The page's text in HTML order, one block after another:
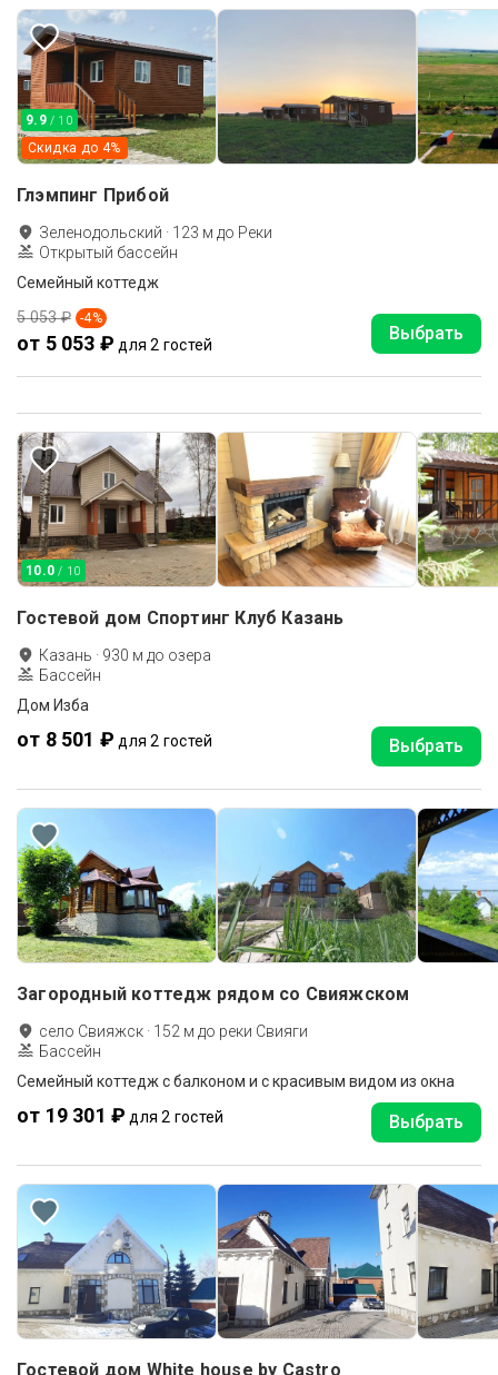
9.9 / 10
Скидка до 4%
Глэмпинг Прибой
Зеленодольский · 123 м до Реки
Открытый бассейн
Семейный коттедж
5 053 ₽ -4%
от 5 053 ₽ для 2 гостей
Выбрать
10.0 / 10
Гостевой дом Спортинг Клуб Казань
Казань · 930 м до озера
Бассейн
Дом Изба
от 8 501 ₽ для 2 гостей Выбрать
Загородный коттедж рядом со Свияжском
село Свияжск · 152 м до реки Свияги
Бассейн
Семейный коттедж с балконом и с красивым видом из окна
от 19 301 ₽ для 2 гостей Выбрать
Гостевой дом White house by Castro